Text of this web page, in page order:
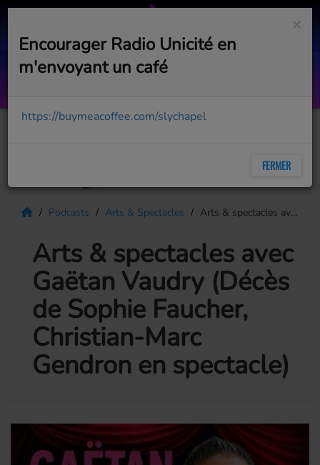
Le bonheur
Podcasts Arts & Spectacles Arts & spectacles avec Gaëtan Vaudry (Décès de Sophie Faucher, Christian-Marc Gendron en spectacle)
Arts & spectacles avec
Gaëtan Vaudry (Décès
de Sophie Faucher,
Christian-Marc
Gendron en spectacle)
×
Encourager Radio Unicité en
m'envoyant un café
https://buymeacoffee.com/slychapel
FERMER